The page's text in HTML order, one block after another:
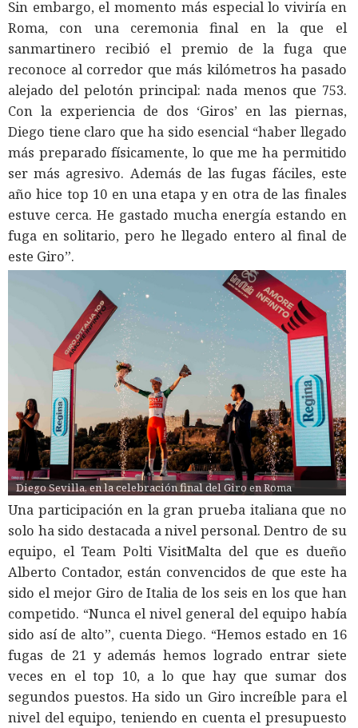
Sin embargo, el momento más especial lo viviría en
Roma, con una ceremonia final en la que el
sanmartinero recibió el premio de la fuga que
reconoce al corredor que más kilómetros ha pasado
alejado del pelotón principal: nada menos que 753.
Con la experiencia de dos ‘Giros’ en las piernas,
Diego tiene claro que ha sido esencial “haber llegado
más preparado físicamente, lo que me ha permitido
ser más agresivo. Además de las fugas fáciles, este
año hice top 10 en una etapa y en otra de las finales
estuve cerca. He gastado mucha energía estando en
fuga en solitario, pero he llegado entero al final de
este Giro”.
Diego Sevilla, en la celebración final del Giro en Roma
Una participación en la gran prueba italiana que no
solo ha sido destacada a nivel personal. Dentro de su
equipo, el Team Polti VisitMalta del que es dueño
Alberto Contador, están convencidos de que este ha
sido el mejor Giro de Italia de los seis en los que han
competido. “Nunca el nivel general del equipo había
sido así de alto”, cuenta Diego. “Hemos estado en 16
fugas de 21 y además hemos logrado entrar siete
veces en el top 10, a lo que hay que sumar dos
segundos puestos. Ha sido un Giro increíble para el
nivel del equipo, teniendo en cuenta el presupuesto